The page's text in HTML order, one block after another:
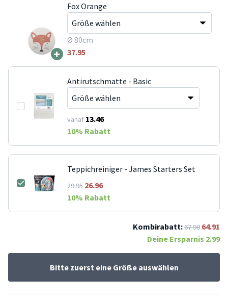
+
Fox Orange
Ø 80cm
37.95
Antirutschmatte - Basic
vanaf 13.46
10% Rabatt
Teppichreiniger - James Starters Set
29.9526.96
10% Rabatt
Kombirabatt:67.90 64.91
Deine Ersparnis 2.99
Bitte zuerst eine Größe auswählen